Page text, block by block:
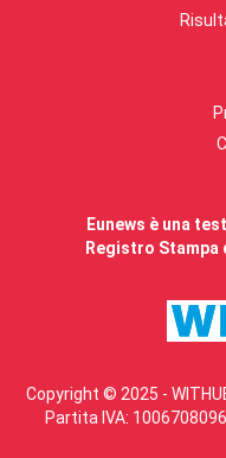
Eunews è una
Registro Stampa
Copyright © 2025 -
Partita IVA: